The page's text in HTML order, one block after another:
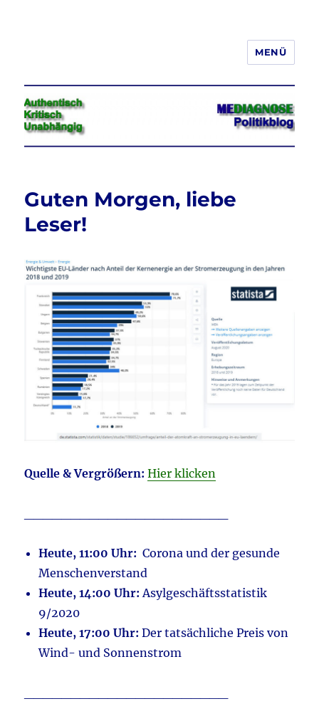
Jeder hat das Recht, seine
Meinung in Wort, Schrift und Bild
frei zu äußern und zu verbreiten
MENÜ
Guten Morgen, liebe
Leser!
Quelle & Vergrößern: Hier klicken
Heute, 11:00 Uhr:Corona und der gesunde
Menschenverstand
Heute, 14:00 Uhr: Asylgeschäftsstatistik
9/2020
Heute, 17:00 Uhr:Der tatsächliche Preis von
Wind- und Sonnenstrom